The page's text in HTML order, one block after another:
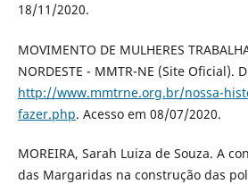
18/11/2020.
MOVIMENTO DE MULHERES
NORDESTE - MMTR-NE (Site Oficial).
http://www.mmtrne.org.br/nossa-
fazer.php. Acesso em 08/07/2020.
MOREIRA, Sarah Luiza de Souza. A
das Margaridas na construção das